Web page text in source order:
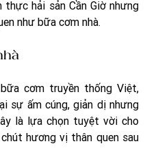
hải sản Cần Giờ nhưng
như bữa cơm nhà.
cơm truyền thống Việt,
sự ấm cúng, giản dị nhưng
là lựa chọn tuyệt vời cho
hương vị thân quen sau